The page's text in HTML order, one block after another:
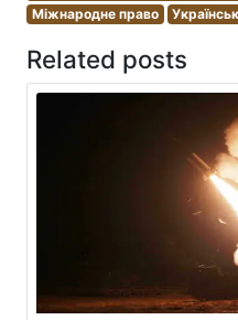
Міжнародне право
Related posts